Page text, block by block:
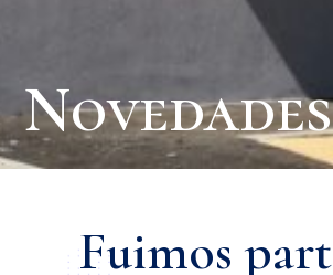
Novedades
Fuimos